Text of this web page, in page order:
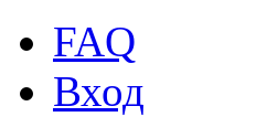
FAQ
Вход